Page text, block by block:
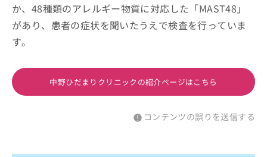
か、48種類のアレルギー物質に対応した「MAST48」
があり、患者の症状を聞いたうえで検査を行っていま
す。
中野ひだまりクリニックの紹介ページはこちら
コンテンツの誤りを送信する